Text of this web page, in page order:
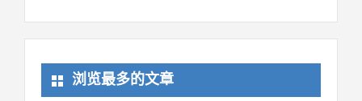
浏览最多的文章